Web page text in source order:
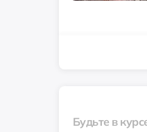
Будьте в